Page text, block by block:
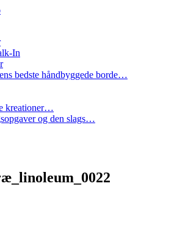
In
bedste håndbyggede borde…
kreationer…
og den slags…